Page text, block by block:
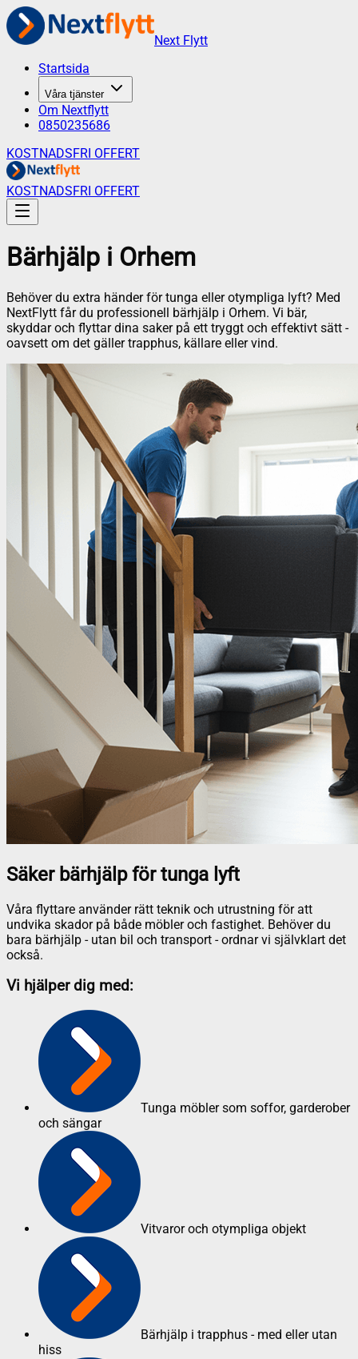
Next Flytt
Startsida
Våra tjänster
Om Nextflytt
0850235686
KOSTNADSFRI OFFERT
KOSTNADSFRI OFFERT
Bärhjälp i Orhem
Behöver du extra händer för tunga eller otympliga lyft? Med
NextFlytt får du professionell bärhjälp i Orhem. Vi bär,
skyddar och flyttar dina saker på ett tryggt och effektivt sätt -
oavsett om det gäller trapphus, källare eller vind.
Säker bärhjälp för tunga lyft
Våra flyttare använder rätt teknik och utrustning för att
undvika skador på både möbler och fastighet. Behöver du
bara bärhjälp - utan bil och transport - ordnar vi självklart det
också.
Vi hjälper dig med:
Tunga möbler som soffor, garderober
och sängar
Vitvaror och otympliga objekt
Bärhjälp i trapphus - med eller utan
hiss